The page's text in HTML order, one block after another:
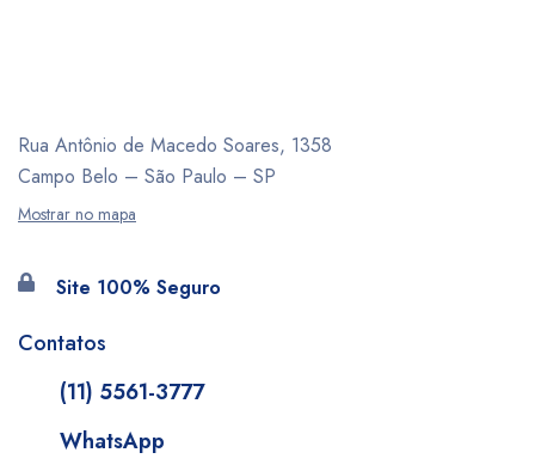
Rua Antônio de Macedo Soares, 1358
Campo Belo – São Paulo – SP
Mostrar no mapa
Site 100% Seguro
Contatos
(11) 5561-3777
WhatsApp